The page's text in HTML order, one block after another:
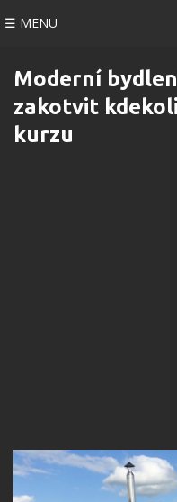
☰ MENU
Moderní
zakotvit
kurzu